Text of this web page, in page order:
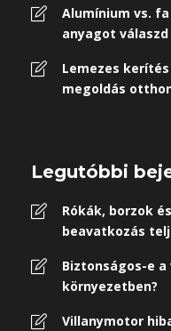
Alumínium vs.
anyagot válaszd
Lemezes
megoldás
Legutóbbi
Rókák, borzok
beavatkozás
Biztonságos-e
környezetben?
Villanymotor